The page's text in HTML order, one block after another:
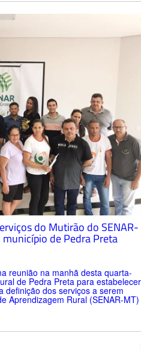
do Mutirão do SENAR-
de Pedra Preta
reunião na manhã desta quarta-
de Pedra Preta para estabelecer
definição dos serviços a serem
Aprendizagem Rural (SENAR-MT)